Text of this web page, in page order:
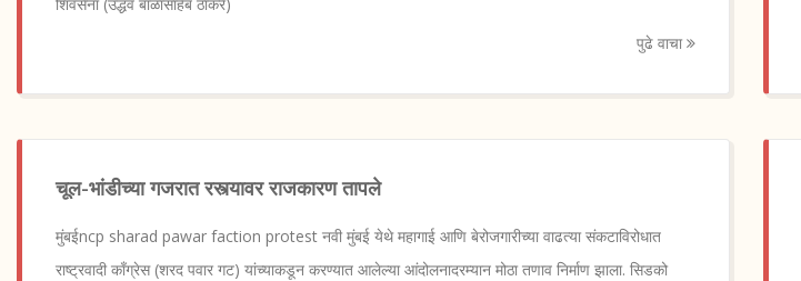
पुढे वाचा
चूल-भांडीच्या गजरात रस्त्यावर राजकारण तापले
मुंबईncp sharad pawar faction protest नवी मुंबई येथे महागाई आणि बेरोजगारीच्या वाढत्या संकटाविरोधात
राष्ट्रवादी काँग्रेस (शरद पवार गट) यांच्याकडून करण्यात आलेल्या आंदोलनादरम्यान मोठा तणाव निर्माण झाला. सिडको